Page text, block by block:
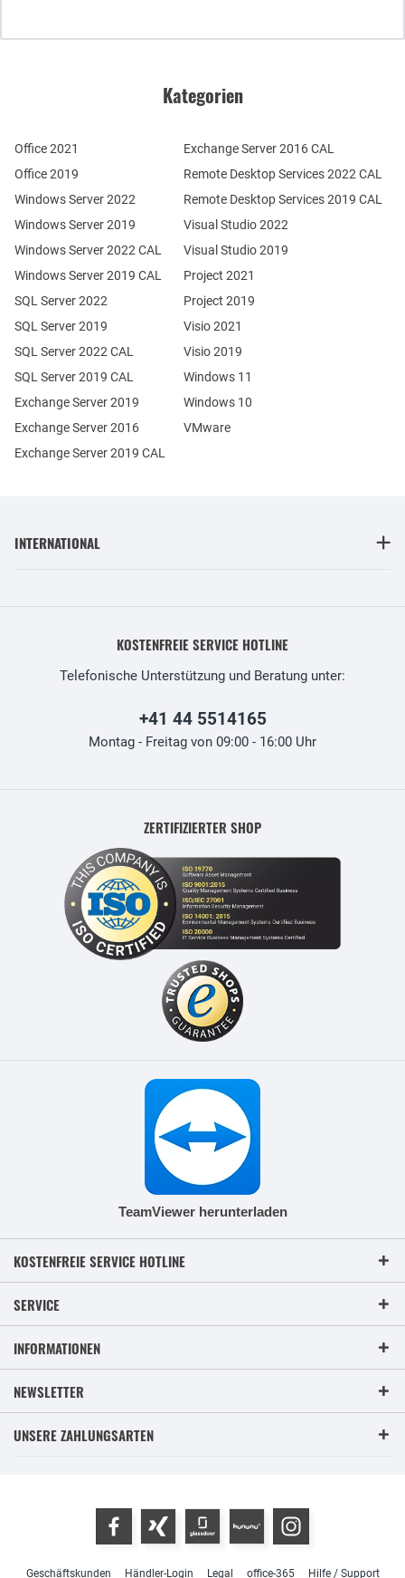
Kategorien
Office 2021
Office 2019
Windows Server 2022
Windows Server 2019
Exchange Server 2019
Exchange Server 2016
SQL Server 2022
SQL Server 2019
Windows Server 2022 CAL
Windows Server 2019 CAL
SQL Server 2022 CAL
SQL Server 2019 CAL
Remote Desktop Services 2022 CAL
Remote Desktop Services 2019 CAL
Exchange Server 2019 CAL
Exchange Server 2016 CAL
Visual Studio 2022
Visual Studio 2019
Project 2021
Project 2019
Visio 2021
Visio 2019
Windows 11
Windows 10
VMware
INTERNATIONAL
KOSTENFREIE SERVICE HOTLINE
Telefonische Unterstützung und Beratung unter:
+41 44 5514165
Montag - Freitag von 09:00 - 16:00 Uhr
ZERTIFIZIERTER SHOP
TeamViewer herunterladen
KOSTENFREIE SERVICE HOTLINE
SERVICE
INFORMATIONEN
NEWSLETTER
UNSERE ZAHLUNGSARTEN
Geschäftskunden Händler-Login Legal office-365 Hilfe / Support